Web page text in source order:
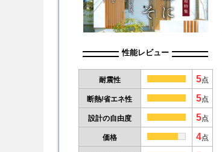
性能レビュー
耐震性 5点
断熱/省エネ性 5点
設計の自由度 5点
価格 4点